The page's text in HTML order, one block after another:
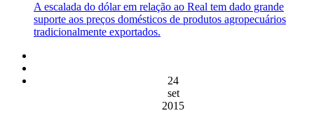
A escalada do dólar em relação ao Real tem dado grande
suporte aos preços domésticos de produtos agropecuários
tradicionalmente exportados.
24
set
2015